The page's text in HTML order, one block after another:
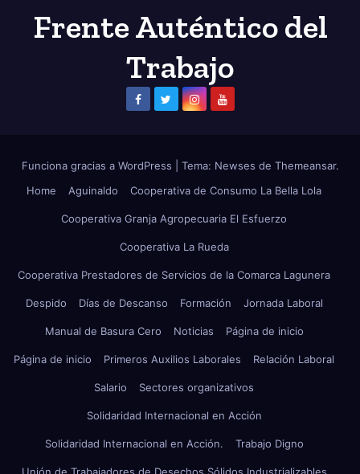
Frente Auténtico del
Trabajo
Funciona gracias a WordPress Tema: Newses de Themeansar.
Home
Aguinaldo Cooperativa de Consumo La Bella Lola
Cooperativa Granja Agropecuaria El Esfuerzo
Cooperativa La Rueda
Cooperativa Prestadores de Servicios de la Comarca Lagunera
Despido Días de Descanso Formación Jornada Laboral
Manual de Basura Cero Noticias Página de inicio
Página de inicio Primeros Auxilios Laborales Relación Laboral
Salario Sectores organizativos
Solidaridad Internacional en Acción
Solidaridad Internacional en Acción. Trabajo Digno